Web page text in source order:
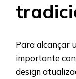
Para alcançar
importante
design